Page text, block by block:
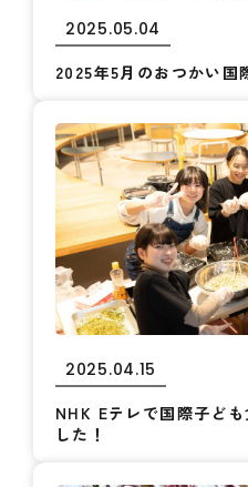
2025.05.04
2025年5月のおつかい国
2025.04.15
NHK Eテレで国際子ど
した！